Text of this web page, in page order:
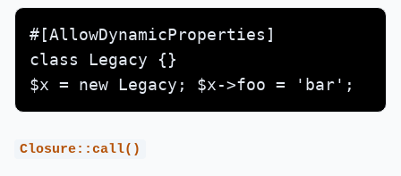
#[AllowDynamicProperties]
class Legacy {}
$x = new Legacy; $x->foo = 'bar';
Closure::call()